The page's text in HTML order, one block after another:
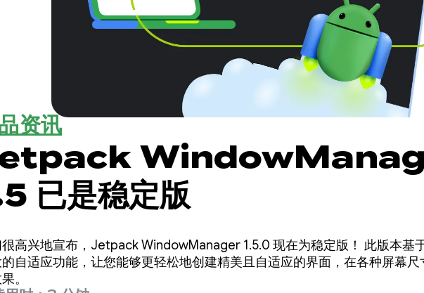
资讯
已是稳定版
兴地宣布，Jetpack WindowManager 1.5.0 现在为稳定版！ 此版本基于 WindowManager 中
自适应功能，让您能够更轻松地创建精美且自适应的界面，在各种屏幕
。